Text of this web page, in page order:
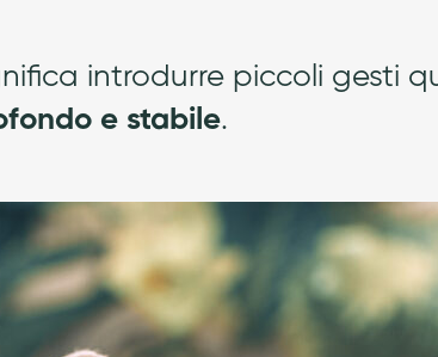
introdurre piccoli gesti
e stabile.